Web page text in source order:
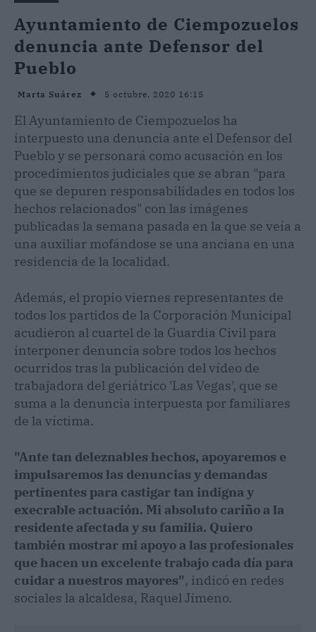
Ayuntamiento de Ciempozuelos
denuncia ante Defensor del
Pueblo
Marta Suárez 5 octubre, 2020 16:15
El Ayuntamiento de Ciempozuelos ha
interpuesto una denuncia ante el Defensor del
Pueblo y se personará como acusación en los
procedimientos judiciales que se abran "para
que se depuren responsabilidades en todos los
hechos relacionados" con las imágenes
publicadas la semana pasada en la que se veía a
una auxiliar mofándose se una anciana en una
residencia de la localidad.
Además, el propio viernes representantes de
todos los partidos de la Corporación Municipal
acudieron al cuartel de la Guardia Civil para
interponer denuncia sobre todos los hechos
ocurridos tras la publicación del vídeo de
trabajadora del geriátrico 'Las Vegas', que se
suma a la denuncia interpuesta por familiares
de la víctima.
"Ante tan deleznables hechos, apoyaremos e
impulsaremos las denuncias y demandas
pertinentes para castigar tan indigna y
execrable actuación. Mi absoluto cariño a la
residente afectada y su familia. Quiero
también mostrar mi apoyo a las profesionales
que hacen un excelente trabajo cada día para
cuidar a nuestros mayores", indicó en redes
sociales la alcaldesa, Raquel Jimeno.